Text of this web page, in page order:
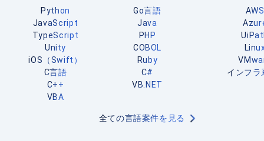
Python
Go言語
JavaScript
Java
TypeScript
PHP
Unity
COBOL
iOS（Swift）
Ruby
C言語
C#
C++
VB.NET
VBA
全ての言語案件を見る
AWS
インフラ